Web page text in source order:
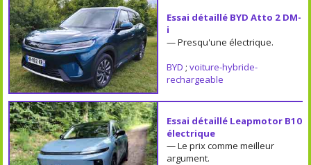
Essai détaillé BYD Atto 2 DM-
i
— Presqu'une électrique.
BYD ; voiture-hybride-
rechargeable
Essai détaillé Leapmotor B10
électrique
— Le prix comme meilleur
argument.